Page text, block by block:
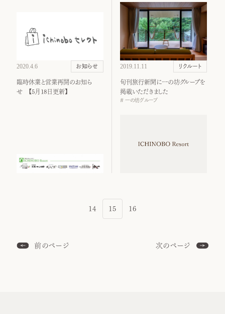
2020.4.6 お知らせ
臨時休業と営業再開のお知ら
せ 【5月18日更新】
2019.11.11 リクルート
旬刊旅行新聞に一の坊グループを
掲載いただきました
一の坊グループ
前のページ
14 15 16
次のページ